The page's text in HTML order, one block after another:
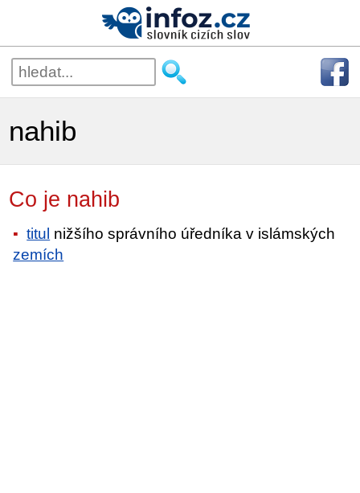
nahib
Co je nahib
titul nižšího správního úředníka v islámských
zemích